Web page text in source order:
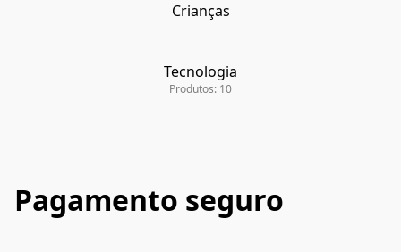
Crianças
Tecnologia
Produtos: 10
Pagamento seguro